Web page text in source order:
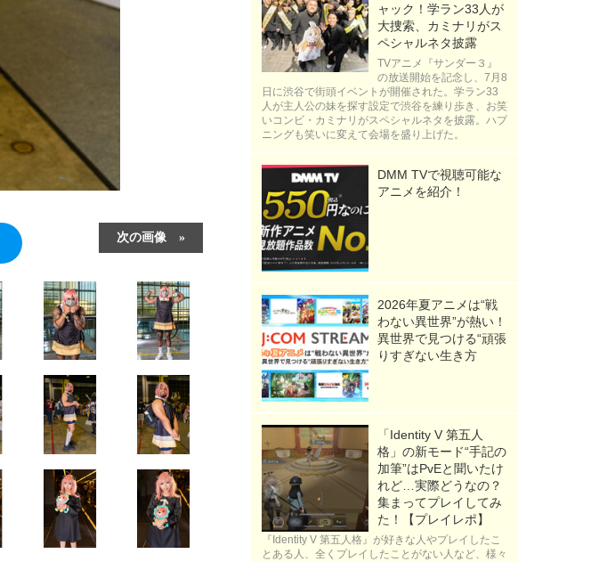
次の画像
ャック！学ラン33人が
大捜索、カミナリがス
ペシャルネタ披露
TVアニメ『サンダー３』
の放送開始を記念し、7月8
日に渋谷で街頭イベントが開催された。学ラン33
人が主人公の妹を探す設定で渋谷を練り歩き、お笑
いコンビ・カミナリがスペシャルネタを披露。ハプ
ニングも笑いに変えて会場を盛り上げた。
DMM TVで視聴可能な
アニメを紹介！
2026年夏アニメは“戦
わない異世界”が熱い！
異世界で見つける“頑張
りすぎない生き方
「Identity V 第五人
格」の新モード“手記の
加筆”はPvEと聞いたけ
れど…実際どうなの？
集まってプレイしてみ
た！【プレイレポ】
『Identity V 第五人格』が好きな人やプレイしたこ
とある人、全くプレイしたことがない人など、様々